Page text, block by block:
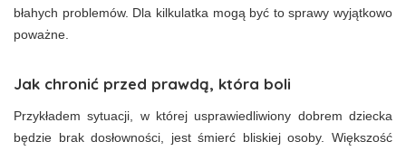
błahych problemów. Dla kilkulatka mogą być to sprawy wyjątkowo
poważne.
Jak chronić przed prawdą, która boli
Przykładem sytuacji, w której usprawiedliwiony dobrem dziecka
będzie brak dosłowności, jest śmierć bliskiej osoby. Większość